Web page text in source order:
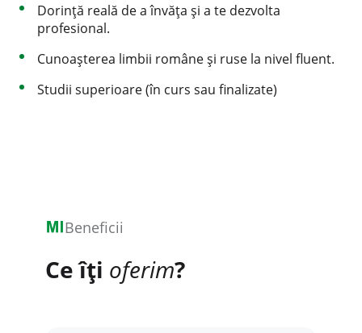
Dorință reală de a învăța și a te dezvolta
profesional.
Cunoașterea limbii române și ruse la nivel fluent.
Studii superioare (în curs sau finalizate)
Beneficii
Ce îți oferim?